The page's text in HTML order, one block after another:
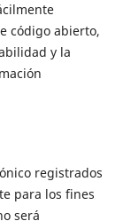
código abierto,
y la
registrados
para los fines
será